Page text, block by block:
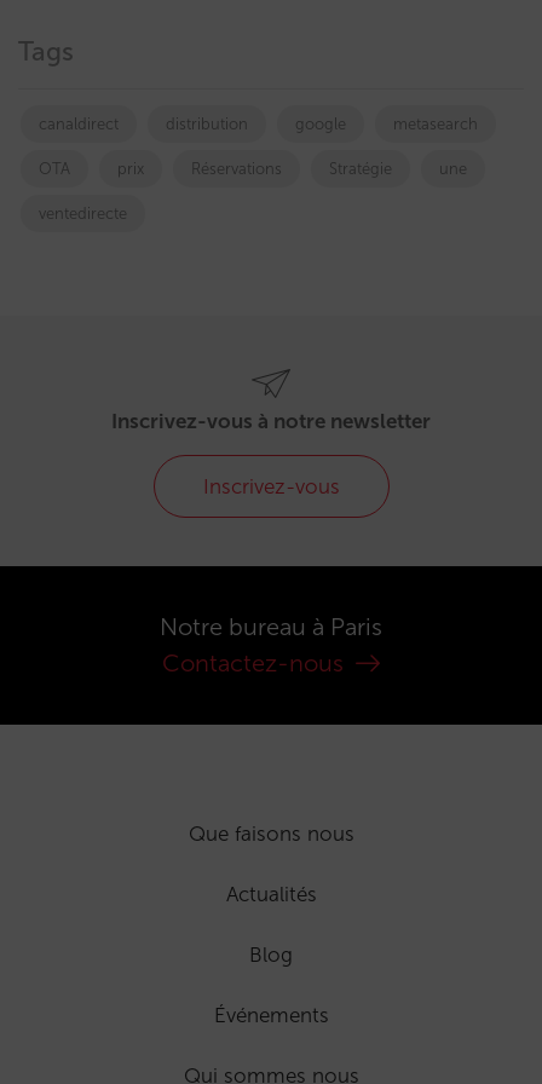
Tags
canaldirect distribution google metasearch
OTA prix Réservations Stratégie une
ventedirecte
Inscrivez-vous à notre newsletter
Inscrivez-vous
Notre bureau à Paris
Contactez-nous
Que faisons nous
Actualités
Blog
Événements
Qui sommes nous